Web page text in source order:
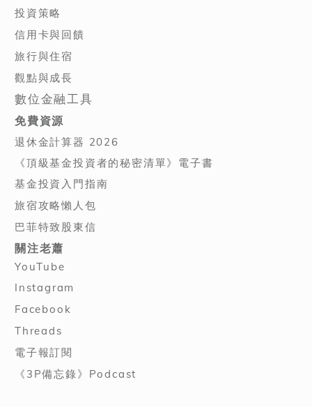
投資策略
信用卡與回饋
旅行與住宿
觀點與成長
數位金融工具
免費資源
退休金計算器 2026
《頂級基金投資者的秘密清單》電子書
基金投資入門指南
旅宿攻略懶人包
巴菲特致股東信
關注老蕭
YouTube
Instagram
Facebook
Threads
電子報訂閱
《3P備忘錄》Podcast